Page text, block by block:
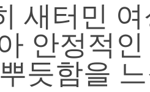
새터민
안정적
뿌듯함을